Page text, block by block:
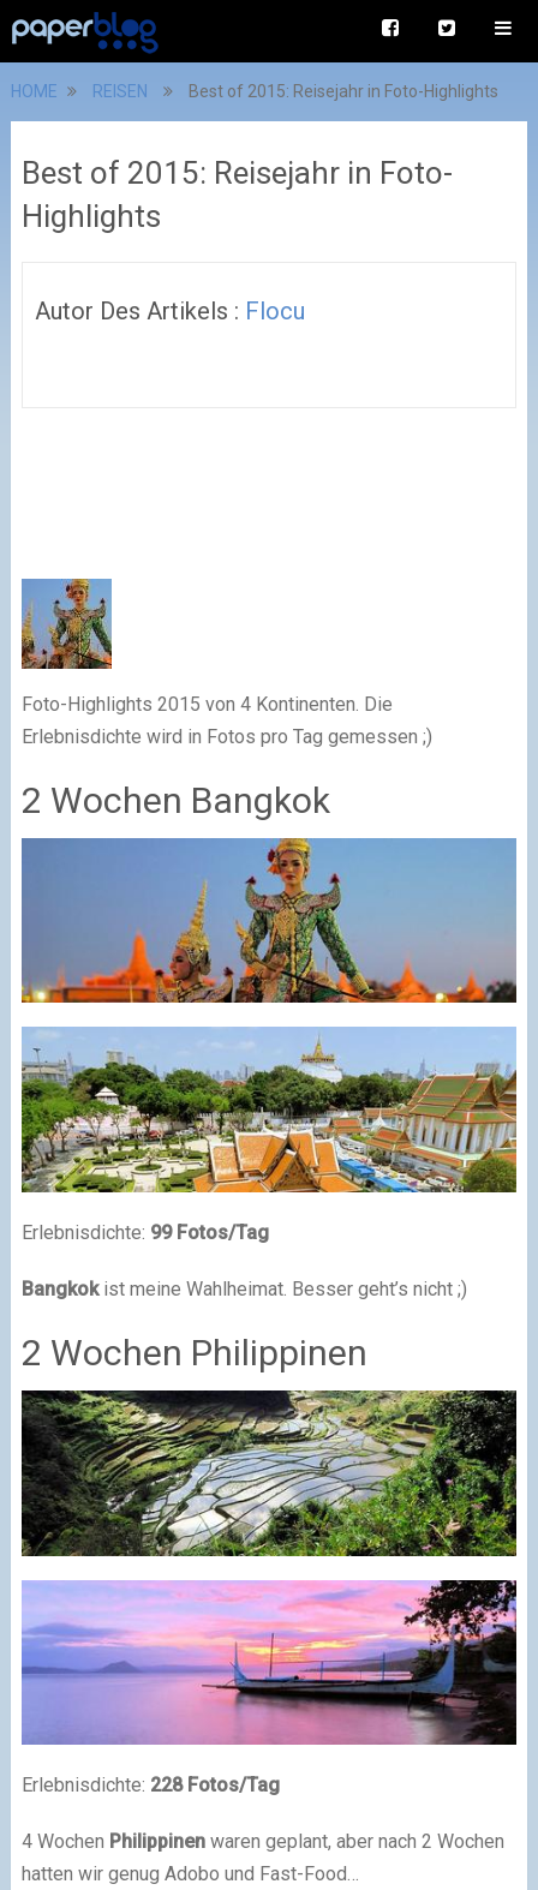
HOME REISEN Best of 2015: Reisejahr in Foto-Highlights
Best of 2015: Reisejahr in Foto-
Highlights
Autor Des Artikels : Flocu
Foto-Highlights 2015 von 4 Kontinenten. Die
Erlebnisdichte wird in Fotos pro Tag gemessen ;)
2 Wochen Bangkok
Erlebnisdichte: 99 Fotos/Tag
Bangkok ist meine Wahlheimat. Besser geht’s nicht ;)
2 Wochen Philippinen
Erlebnisdichte: 228 Fotos/Tag
4 Wochen Philippinen waren geplant, aber nach 2 Wochen
hatten wir genug Adobo und Fast-Food…